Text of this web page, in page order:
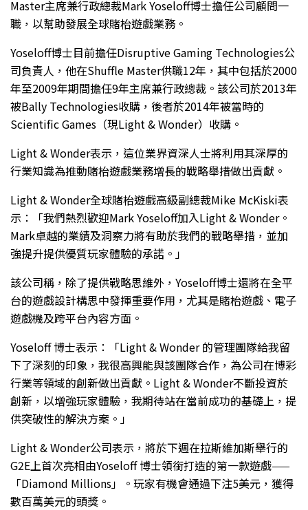
Master主席兼行政總裁Mark Yoseloff博士擔任公司顧問一
職，以幫助發展全球賭枱遊戲業務。
Yoseloff博士目前擔任Disruptive Gaming Technologies公
司負責人，他在Shuffle Master供職12年，其中包括於2000
年至2009年期間擔任9年主席兼行政總裁。該公司於2013年
被Bally Technologies收購，後者於2014年被當時的
Scientific Games（現Light & Wonder）收購。
Light & Wonder表示，這位業界資深人士將利用其深厚的
行業知識為推動賭枱遊戲業務增長的戰略舉措做出貢獻。
Light & Wonder全球賭枱遊戲高級副總裁Mike McKiski表
示：「我們熱烈歡迎Mark Yoseloff加入Light & Wonder。
Mark卓越的業績及洞察力將有助於我們的戰略舉措，並加
強提升提供優質玩家體驗的承諾。」
該公司稱，除了提供戰略思維外，Yoseloff博士還將在全平
台的遊戲設計構思中發揮重要作用，尤其是賭枱遊戲、電子
遊戲機及跨平台內容方面。
Yoseloff 博士表示：「Light & Wonder 的管理團隊給我留
下了深刻的印象，我很高興能與該團隊合作，為公司在博彩
行業等領域的創新做出貢獻。Light & Wonder不斷投資於
創新，以增強玩家體驗，我期待站在當前成功的基礎上，提
供突破性的解決方案。」
Light & Wonder公司表示，將於下週在拉斯維加斯舉行的
G2E上首次亮相由Yoseloff 博士領銜打造的第一款遊戲——
「Diamond Millions」。玩家有機會通過下注5美元，獲得
數百萬美元的頭獎。